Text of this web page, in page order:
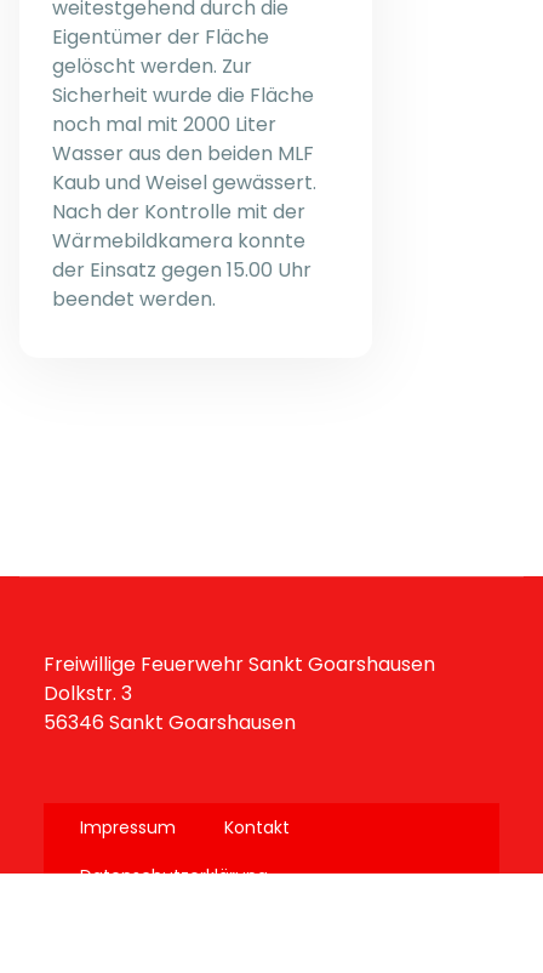
weitestgehend durch die
Eigentümer der Fläche
gelöscht werden. Zur
Sicherheit wurde die Fläche
noch mal mit 2000 Liter
Wasser aus den beiden MLF
Kaub und Weisel gewässert.
Nach der Kontrolle mit der
Wärmebildkamera konnte
der Einsatz gegen 15.00 Uhr
beendet werden.
Freiwillige Feuerwehr Sankt Goarshausen
Dolkstr. 3
56346 Sankt Goarshausen
Impressum
Kontakt
Datenschutzerklärung